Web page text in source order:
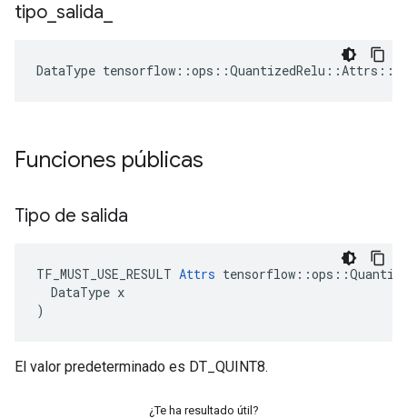
tipo salida
DataType tensorflow ::ops ::QuantizedRelu ::Attrs ::
Funciones públicas
Tipo de salida
TF_MUST_USE_RESULT Attrs
  DataType x
)
El valor predeterminado es DT_QUINT8.
¿Te ha resultado útil?